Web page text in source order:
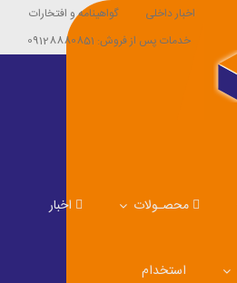
اخبار داخلی
گواهینامه و افتخارات
خدمات پس از فروش: 09128880851
محصـولات اخبار
استخدام